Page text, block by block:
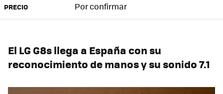
PRECIO Por confirmar
El LG G8s llega a España con su
reconocimiento de manos y su sonido 7.1